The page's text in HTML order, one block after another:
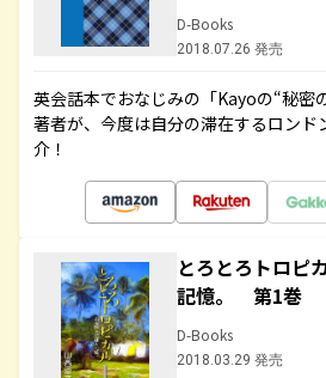
D-Books
2018.07.26 発売
英会話本でおなじみの「Kayoの“秘密
著者が、今度は自分の滞在するロンド
介！
とろとろトロピ
記憶。 第1巻
D-Books
2018.03.29 発売